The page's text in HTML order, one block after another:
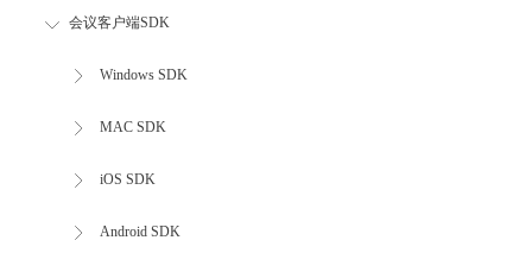
会议客户端SDK
Windows SDK
MAC SDK
iOS SDK
Android SDK